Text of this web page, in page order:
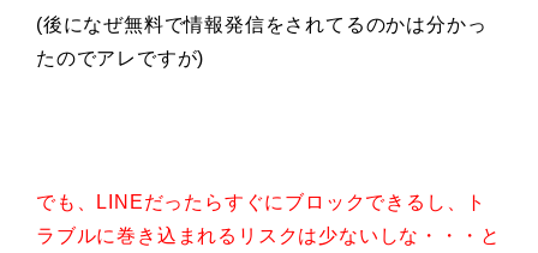
(後になぜ無料で情報発信をされてるのかは分かっ
たのでアレですが)
でも、LINEだったらすぐにブロックできるし、ト
ラブルに巻き込まれるリスクは少ないしな・・・と